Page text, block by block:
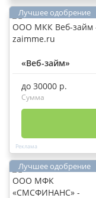
«Веб-займ»
до 30000 р.
Сумма